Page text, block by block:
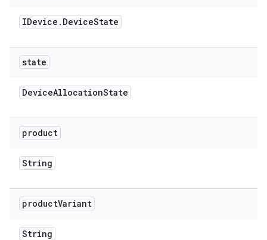
IDevice . DeviceState
state
DeviceAllocationState
product
String
productVariant
String